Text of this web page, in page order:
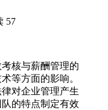
57
核与薪酬管理的
等方面的影响。
对企业管理产生
的特点制定有效